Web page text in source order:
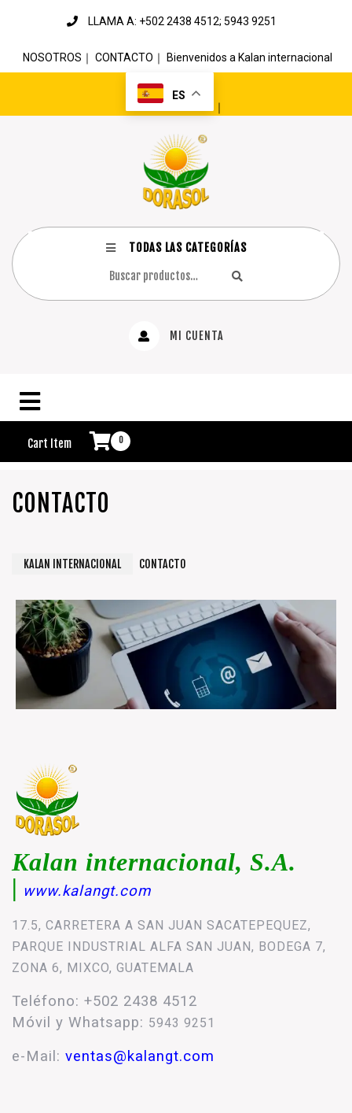
LLAMA A: +502 2438 4512; 5943 9251
NOSOTROS ｜ CONTACTO ｜ Bienvenidos a Kalan internacional
ES
｜
TODAS LAS CATEGORÍAS
MI CUENTA
Cart Item 0
CONTACTO
KALAN INTERNACIONAL CONTACTO
Kalan internacional, S.A.
| www.kalangt.com
17.5, CARRETERA A SAN JUAN SACATEPEQUEZ,
PARQUE INDUSTRIAL ALFA SAN JUAN, BODEGA 7,
ZONA 6, MIXCO, GUATEMALA
Teléfono: +502 2438 4512
Móvil y Whatsapp: 5943 9251
e-Mail: ventas@kalangt.com